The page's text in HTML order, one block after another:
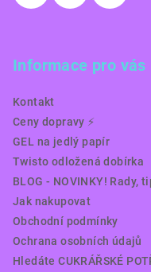
Informace pro vás
Kontakt
Ceny dopravy ⚡️
GEL na jedlý papír
Twisto odložená dobírka
BLOG - NOVINKY! Rady,
Jak nakupovat
Obchodní podmínky
Ochrana osobních údajů
Hledáte CUKRÁŘSKÉ